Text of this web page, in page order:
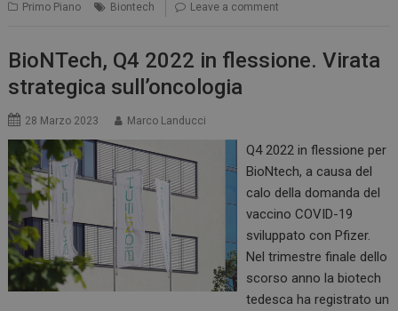
Primo Piano Biontech Leave a comment
BioNTech, Q4 2022 in flessione. Virata
strategica sull’oncologia
28 Marzo 2023 Marco Landucci
Q4 2022 in flessione per
BioNtech, a causa del
calo della domanda del
vaccino COVID-19
sviluppato con Pfizer.
Nel trimestre finale dello
scorso anno la biotech
tedesca ha registrato un